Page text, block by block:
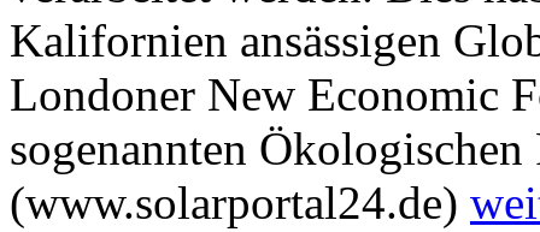
Kalifornien ansässigen
Londoner New Economic
sogenannten
(www.solarportal24.de)